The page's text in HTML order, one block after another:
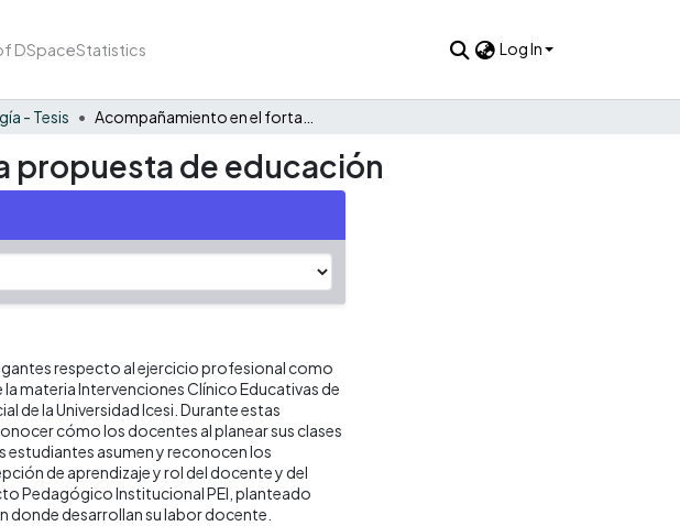
DSpaceStatistics Log In
- Tesis
propuesta de educación
respecto al ejercicio profesional como
materia Intervenciones Clínico Educativas de
de la Universidad Icesi. Durante estas
cómo los docentes al planear sus clases
estudiantes asumen y reconocen los
de aprendizaje y rol del docente y del
Pedagógico Institucional PEI, planteado
donde desarrollan su labor docente.